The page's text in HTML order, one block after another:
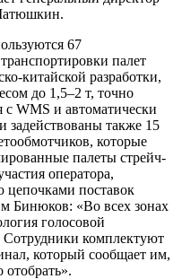
67
палет
китайской разработки,
до 1,5–2 т, точно
WMS и автоматически
задействованы также 15
которые
палеты стрейч-
оператора,
цепочками поставок
Бинюков: «Во всех зонах
голосовой
Сотрудники комплектуют
который сообщает им,